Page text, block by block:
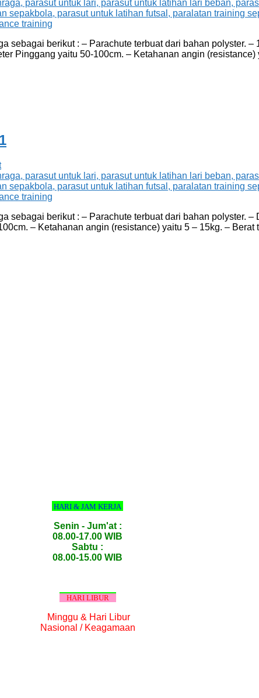
sebagai berikut : – Parachute terbuat dari bahan polyster. –
Pinggang yaitu 50-100cm. – Ketahanan angin
sebagai berikut : – Parachute terbuat dari bahan polyster. –
– Ketahanan angin (resistance) yaitu 5 – 15kg. –
HARI & JAM KERJA
Senin - Jum'at :
08.00-17.00 WIB
Sabtu :
08.00-15.00 WIB
HARI LIBUR
Minggu & Hari Libur
Nasional / Keagamaan